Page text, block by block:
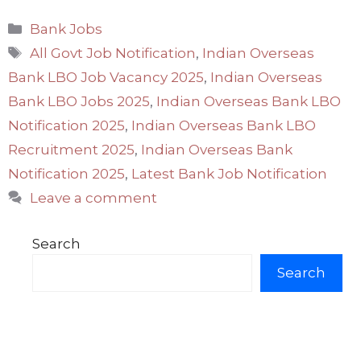
Categories
Bank Jobs
Tags
All Govt Job Notification, Indian Overseas
Bank LBO Job Vacancy 2025, Indian Overseas
Bank LBO Jobs 2025, Indian Overseas Bank LBO
Notification 2025, Indian Overseas Bank LBO
Recruitment 2025, Indian Overseas Bank
Notification 2025, Latest Bank Job Notification
Leave a comment
Search
Search